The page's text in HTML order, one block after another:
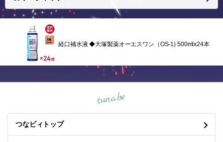
経口補水液 ◆大塚製薬オーエスワン（OS-1) 500mlx24本
tuna.be
つなビィトップ